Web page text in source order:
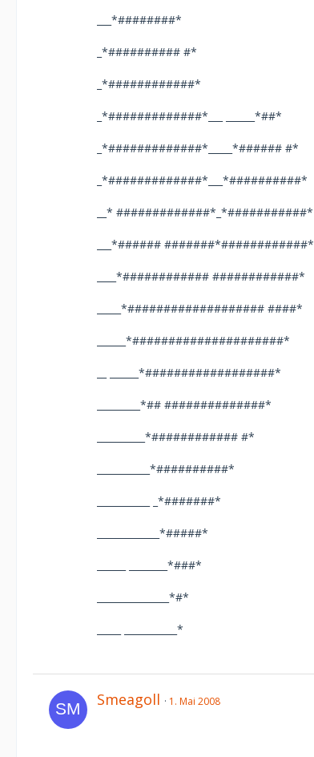
___*########*
_*########## #*
_*############*
_*#############*___ ______*##*
_*#############*_____*###### #*
_*#############*___*##########*
__* #############*_*###########*
___*###### #######*############*
____*############ ############*
_____*################### ####*
______*#####################*
__ ______*##################*
_________*## ##############*
__________*############ #*
___________*##########*
___________ _*#######*
_____________*#####*
______ ________*###*
_______________*#*
_____ ___________*
Smeagoll 1. Mai 2008